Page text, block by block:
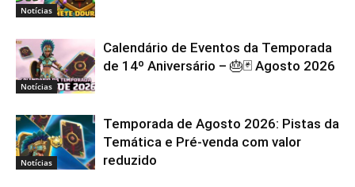
Notícias
Notícias
Calendário de Eventos da Temporada
de 14º Aniversário – 🎂🃏 Agosto 2026
Notícias
Temporada de Agosto 2026: Pistas da
Temática e Pré-venda com valor
reduzido